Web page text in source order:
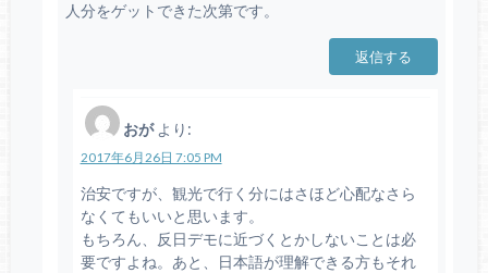
人分をゲットできた次第です。
返信する
おが より:
2017年6月26日 7:05 PM
治安ですが、観光で行く分にはさほど心配なさら
なくてもいいと思います。
もちろん、反日デモに近づくとかしないことは必
要ですよね。あと、日本語が理解できる方もそれ